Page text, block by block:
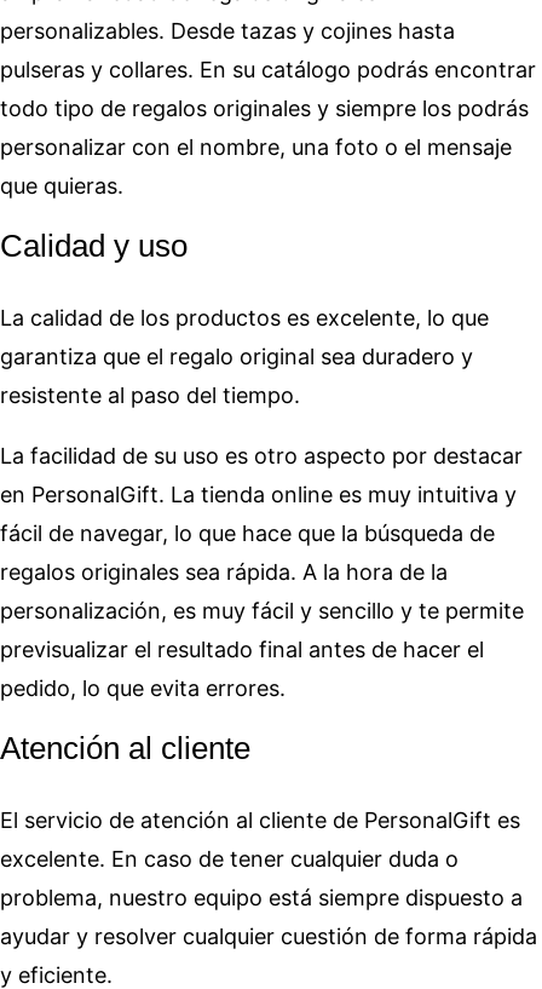
personalizables. Desde tazas y cojines hasta
pulseras y collares. En su catálogo podrás encontrar
todo tipo de regalos originales y siempre los podrás
personalizar con el nombre, una foto o el mensaje
que quieras.
Calidad y uso
La calidad de los productos es excelente, lo que
garantiza que el regalo original sea duradero y
resistente al paso del tiempo.
La facilidad de su uso es otro aspecto por destacar
en PersonalGift. La tienda online es muy intuitiva y
fácil de navegar, lo que hace que la búsqueda de
regalos originales sea rápida. A la hora de la
personalización, es muy fácil y sencillo y te permite
previsualizar el resultado final antes de hacer el
pedido, lo que evita errores.
Atención al cliente
El servicio de atención al cliente de PersonalGift es
excelente. En caso de tener cualquier duda o
problema, nuestro equipo está siempre dispuesto a
ayudar y resolver cualquier cuestión de forma rápida
y eficiente.